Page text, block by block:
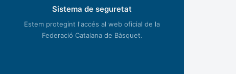
Sistema de seguretat
Estem protegint l'accés al web oficial de la
Federació Catalana de Bàsquet.